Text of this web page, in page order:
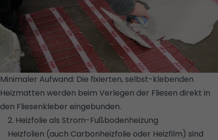
Minimaler Aufwand: Die fixierten, selbst-klebenden
Heizmatten werden beim Verlegen der Fliesen direkt in
den Fliesenkleber eingebunden.
2. Heizfolie als Strom-Fußbodenheizung
Heizfolien (auch Carbonheizfolie oder Heizfilm) sind